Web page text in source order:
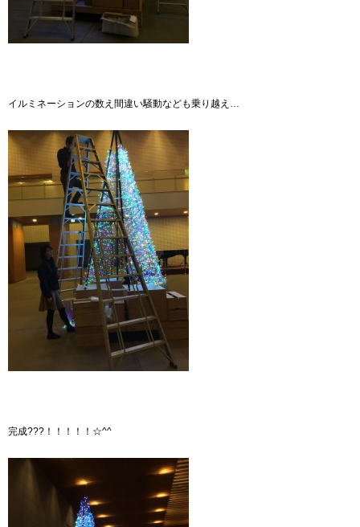
イルミネーションの数え間違い騒動なども乗り越え…
完成???！！！！！☆^^